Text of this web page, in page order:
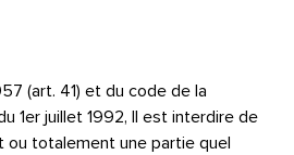
(art. 41) et du code de la
1er juillet 1992, Il est interdire de
ou totalement une partie quel